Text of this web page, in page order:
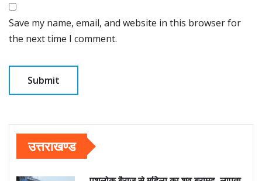
Save my name, email, and website in this browser for
the next time I comment.
उत्तराखण्ड